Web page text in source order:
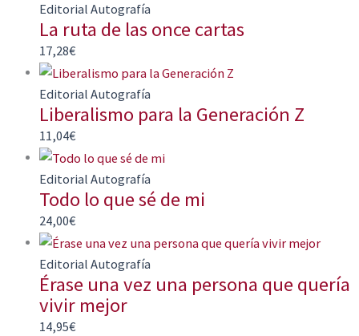
Editorial Autografía
La ruta de las once cartas
17,28€
Editorial Autografía
Liberalismo para la Generación Z
11,04€
Editorial Autografía
Todo lo que sé de mi
24,00€
Editorial Autografía
Érase una vez una persona que quería
vivir mejor
14,95€